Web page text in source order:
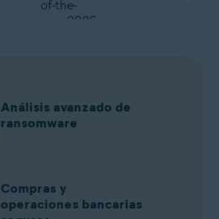
Análisis avanzado de
ransomware
Compras y
operaciones bancarias